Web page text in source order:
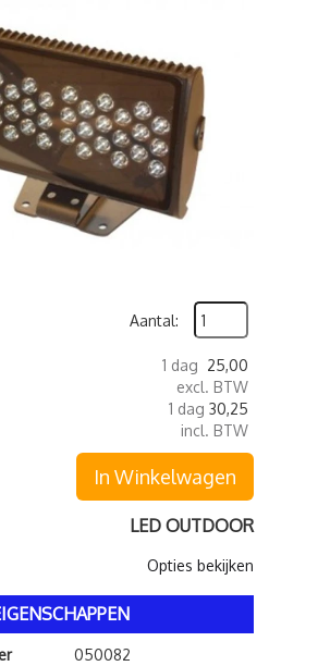
Aantal:
1 dag 25,00
excl. BTW
1 dag 30,25
incl. BTW
In Winkelwagen
LED OUTDOOR
Opties bekijken
050082